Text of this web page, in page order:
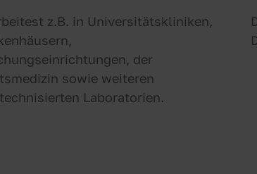
z.B. in Universitätskliniken,
der
sowie weiteren
Laboratorien.